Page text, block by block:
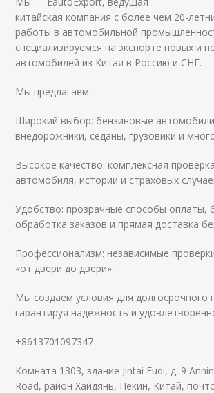
китайская компания с более чем 20-
работы в автомобильной
специализируемся на экспорте новых и
автомобилей из Китая в Россию и СНГ.
Мы предлагаем:
Широкий выбор: бензиновые
внедорожники, седаны, грузовики и
Высокое качество: комплексная
автомобиля, истории и страховых
Удобство: прозрачные способы оплаты,
обработка заказов и прямая доставка
Профессионализм: независимые
«от двери до двери».
Мы создаем условия для долгосрочного
гарантируя надежность и
+8613701097347
Комната 1303, здание Jintai Fudi, д. 9
Road, район Хайдянь, Пекин, Китай,